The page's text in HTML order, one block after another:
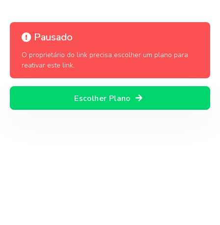
Pausado
O proprietário do link precisa escolher um plano para
reativar este link.
Escolher Plano